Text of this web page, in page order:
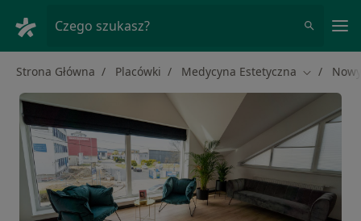
Czego szukasz?
Strona Główna Placówki Medycyna Estetyczna Zmień